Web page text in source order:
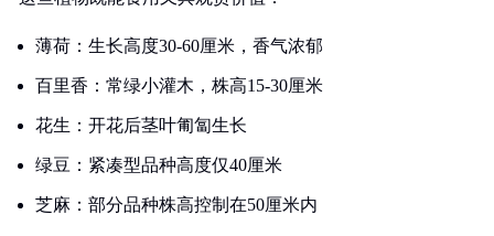
薄荷：生长高度30-60厘米，香气浓郁
百里香：常绿小灌木，株高15-30厘米
花生：开花后茎叶匍匐生长
绿豆：紧凑型品种高度仅40厘米
芝麻：部分品种株高控制在50厘米内